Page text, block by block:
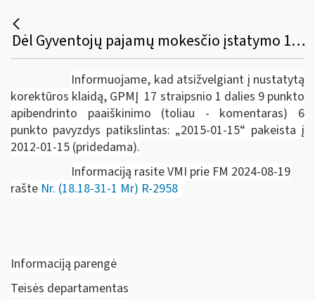
Dėl Gyventojų pajamų mokesčio įstatymo 17 straipsnio 1 dalies 9 punkto komentaro patikslinimo
Informuojame, kad atsižvelgiant į nustatytą
korektūros klaidą, GPMĮ 17 straipsnio 1 dalies 9 punkto
apibendrinto paaiškinimo (toliau - komentaras) 6
punkto pavyzdys patikslintas: „2015-01-15“ pakeista į
2012-01-15 (pridedama).
Informaciją rasite VMI prie FM 2024-08-19
rašte Nr. (18.18-31-1 Mr) R-2958
Informaciją parengė
Teisės departamentas